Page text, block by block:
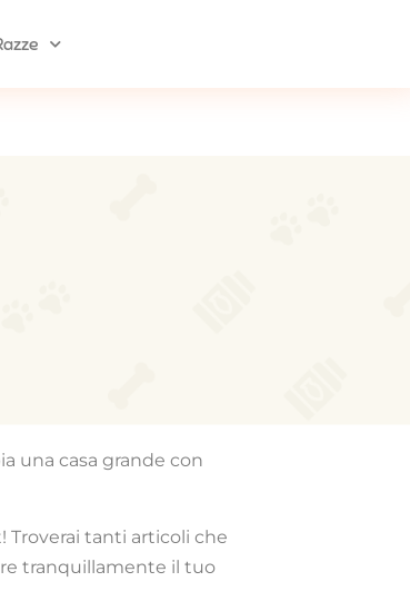
una casa grande con
Troverai tanti articoli che
tranquillamente il tuo